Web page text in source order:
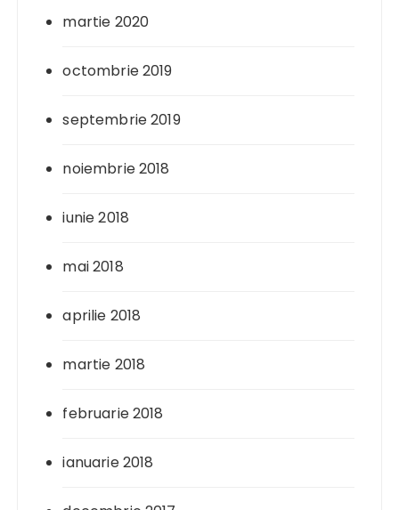
martie 2020
octombrie 2019
septembrie 2019
noiembrie 2018
iunie 2018
mai 2018
aprilie 2018
martie 2018
februarie 2018
ianuarie 2018